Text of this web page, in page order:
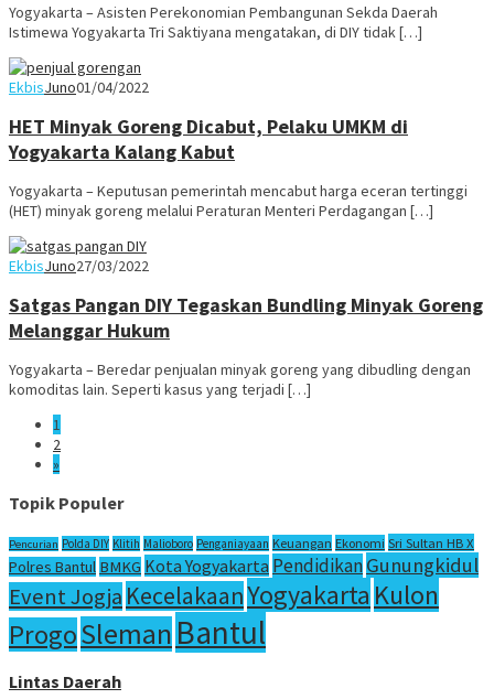
Yogyakarta – Asisten Perekonomian Pembangunan Sekda Daerah
Istimewa Yogyakarta Tri Saktiyana mengatakan, di DIY tidak […]
EkbisJuno01/04/2022
HET Minyak Goreng Dicabut, Pelaku UMKM di
Yogyakarta Kalang Kabut
Yogyakarta – Keputusan pemerintah mencabut harga eceran tertinggi
(HET) minyak goreng melalui Peraturan Menteri Perdagangan […]
EkbisJuno27/03/2022
Satgas Pangan DIY Tegaskan Bundling Minyak Goreng
Melanggar Hukum
Yogyakarta – Beredar penjualan minyak goreng yang dibudling dengan
komoditas lain. Seperti kasus yang terjadi […]
1
2
»
Topik Populer
Pencurian Polda DIY Klitih Malioboro Penganiayaan Keuangan Ekonomi Sri Sultan HB X
Polres Bantul BMKG Kota Yogyakarta PendidikanGunungkidul
Event Jogja KecelakaanYogyakarta Kulon
ProgoSleman Bantul
Lintas Daerah